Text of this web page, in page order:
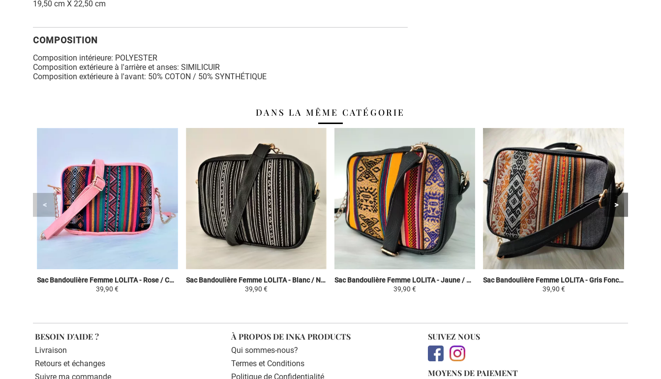
19,50 cm X 22,50 cm
COMPOSITION
Composition intérieure: POLYESTER
Composition extérieure à l'arrière et anses: SIMILICUIR
Composition extérieure à l'avant: 50% COTON / 50% SYNTHÉTIQUE
DANS LA MÊME CATÉGORIE
Sac Bandoulière Femme LOLITA - Rose / Coloré - Toile Péruvienne Motifs Ethniques
39,90 €
Sac Bandoulière Femme LOLITA - Blanc / Noir - Toile Péruvienne Motifs Ethniques
39,90 €
Sac Bandoulière Femme LOLITA - Jaune / Coloré - Toile Péruvienne Motifs Ethniques
39,90 €
Sac Bandoulière Femme LOLITA - Gris Foncé / Nuances Marron - Toile Péruvienne Motifs Ethniques
39,90 €
BESOIN D'AIDE ?
Livraison
Retours et échanges
Suivre ma commande
À PROPOS DE INKA PRODUCTS
Qui sommes-nous?
Termes et Conditions
Politique de Confidentialité
SUIVEZ NOUS
MOYENS DE PAIEMENT